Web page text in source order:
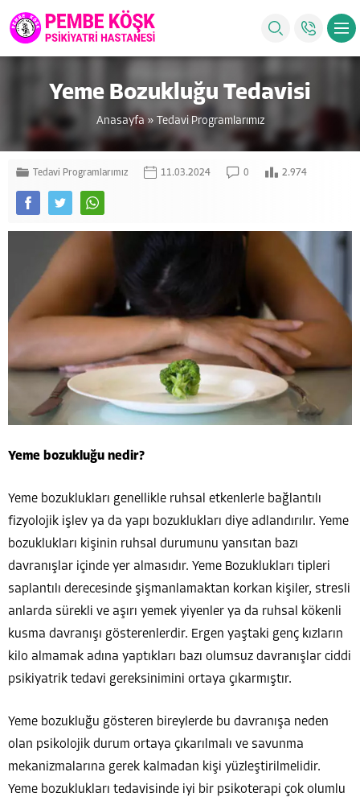
Yeme Bozukluğu Tedavisi
Anasayfa » Tedavi Programlarımız
Tedavi Programlarımız 11.03.2024 0 2.974
Yeme bozukluğu nedir?
Yeme bozuklukları genellikle ruhsal etkenlerle bağlantılı
fizyolojik işlev ya da yapı bozuklukları diye adlandırılır. Yeme
bozuklukları kişinin ruhsal durumunu yansıtan bazı
davranışlar içinde yer almasıdır. Yeme Bozuklukları tipleri
saplantılı derecesinde şişmanlamaktan korkan kişiler, stresli
anlarda sürekli ve aşırı yemek yiyenler ya da ruhsal kökenli
kusma davranışı gösterenlerdir. Ergen yaştaki genç kızların
kilo almamak adına yaptıkları bazı olumsuz davranışlar ciddi
psikiyatrik tedavi gereksinimini ortaya çıkarmıştır.
Yeme bozukluğu gösteren bireylerde bu davranışa neden
olan psikolojik durum ortaya çıkarılmalı ve savunma
mekanizmalarına gerek kalmadan kişi yüzleştirilmelidir.
Yeme bozuklukları tedavisinde iyi bir psikoterapi çok olumlu